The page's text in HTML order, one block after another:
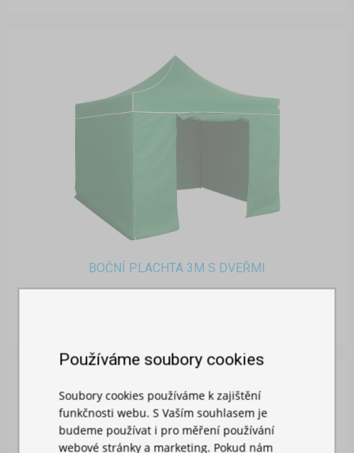
BOČNÍ PLACHTA 3M S DVEŘMI
Používáme soubory cookies
Soubory cookies používáme k zajištění
funkčnosti webu. S Vaším souhlasem je
budeme používat i pro měření používání
webové stránky a marketing. Pokud nám